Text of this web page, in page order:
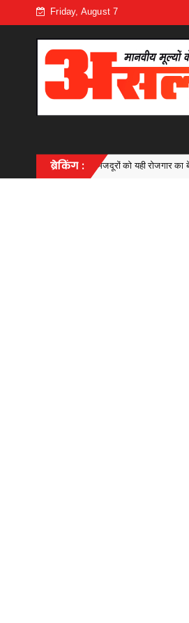
Friday, August 7
ब्रेकिंग :
यही रोजगार का बेहतर अवसर उपलब्ध कराया जाएगा